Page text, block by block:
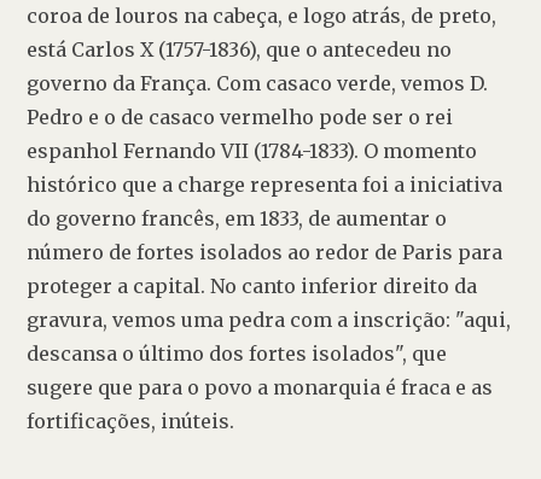
coroa de louros na cabeça, e logo atrás, de preto,
está Carlos X (1757-1836), que o antecedeu no
governo da França. Com casaco verde, vemos D.
Pedro e o de casaco vermelho pode ser o rei
espanhol Fernando VII (1784-1833). O momento
histórico que a charge representa foi a iniciativa
do governo francês, em 1833, de aumentar o
número de fortes isolados ao redor de Paris para
proteger a capital. No canto inferior direito da
gravura, vemos uma pedra com a inscrição: "aqui,
descansa o último dos fortes isolados", que
sugere que para o povo a monarquia é fraca e as
fortificações, inúteis.